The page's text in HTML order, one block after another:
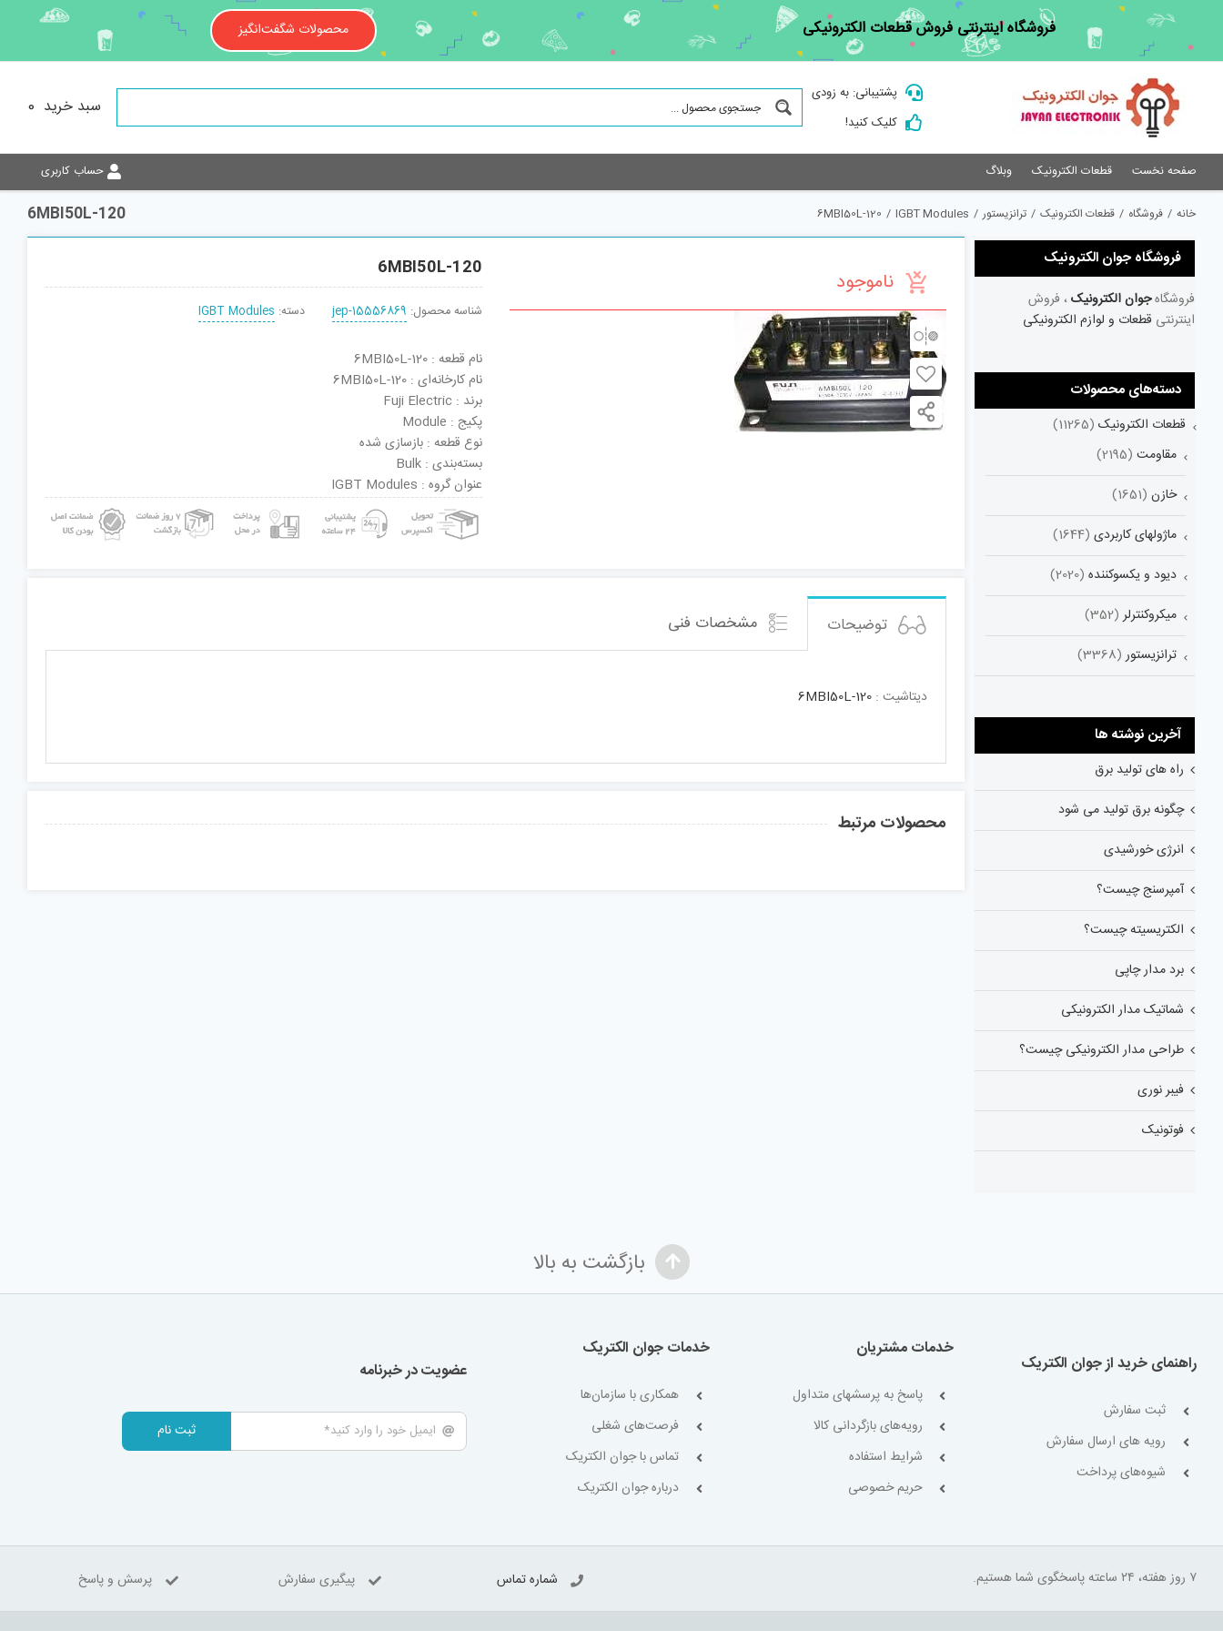
content
فروشگاه اینترنتی فروش قطعات الکترونیکی محصولات شگفت‌انگیز
پشتیبانی: به زودی
کلیک کنید!
سبد خرید 0
صفحه نخست قطعات الکترونیک وبلاگ حساب کاربری
6MBI50L-120 خانه / فروشگاه / قطعات الکترونیک / ترانزیستور /
IGBT Modules
/
6MBI50L-120
ناموجود 6MBI50L-120
شناسه محصول: jep-15556869 دسته: IGBT Modules
نام قطعه : 6MBI50L-120
نام کارخانه‌ای : 6MBI50L-120
برند : Fuji Electric
پکیج : Module
نوع قطعه : بازسازی شده
بسته‌بندی : Bulk
عنوان گروه : IGBT Modules
توضیحات مشخصات فنی
دیتاشیت : 6MBI50L-120
محصولات مرتبط
فروشگاه جوان الکترونیک
فروشگاهجوان الکترونیک ، فروش
اینترنتی قطعات و لوازم الکترونیکی
دسته‌های محصولات
قطعات الکترونیک (11265)
مقاومت (2195)
خازن (1651)
ماژولهای کاربردی (1644)
دیود و یکسوکننده (2020)
میکروکنترلر (352)
ترانزیستور (3368)
آخرین نوشته ها
راه های تولید برق
چگونه برق تولید می شود
انرژی خورشیدی
آمپرسنج چیست؟
الکتریسیته چیست؟
برد مدار چاپی
شماتیک مدار الکترونیکی
طراحی مدار الکترونیکی چیست؟
فیبر نوری
فوتونیک
بازگشت به بالا
راهنمای خرید از جوان الکتریک
ثبت سفارش
رویه های ارسال سفارش
شیوه‌های پرداخت
خدمات مشتریان
پاسخ به پرسشهای متداول
رویه‌های بازگردانی کالا
شرایط استفاده
حریم خصوصی
خدمات جوان الکتریک
همکاری با سازمان‌ها
فرصت‌های شغلی
تماس با جوان الکتریک
درباره جوان الکتریک
عضویت در خبرنامه
ثبت نام
۷ روز هفته، ۲۴ ساعته پاسخگوی شما هستیم. شماره تماس پیگیری سفارش پرسش و پاسخ